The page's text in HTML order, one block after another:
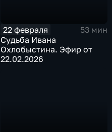
22 февраля
53 мин
Судьба Ивана
Охлобыстина. Эфир от
22.02.2026